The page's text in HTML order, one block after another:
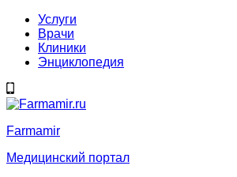
Услуги
Врачи
Клиники
Энциклопедия
Farmamir
Медицинский портал